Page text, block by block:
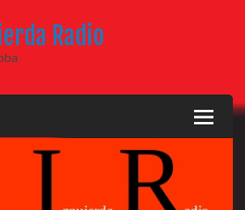
Radio